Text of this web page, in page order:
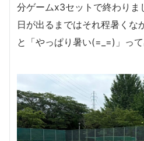
分ゲームx3セットで終わりま
日が出るまではそれ程暑くな
と「やっぱり暑い(=_=)」っ